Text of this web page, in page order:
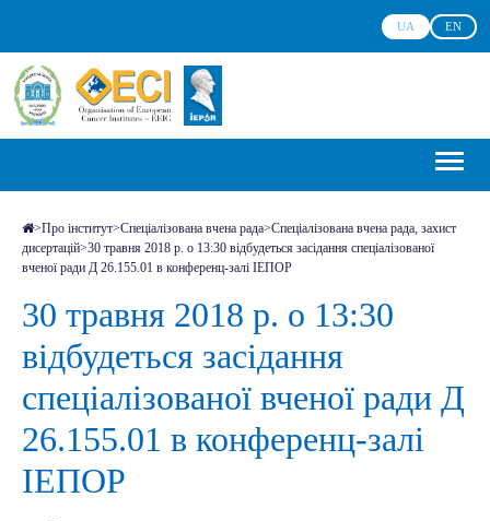
UA EN
>Про інститут>Спеціалізована вчена рада>Спеціалізована вчена рада, захист
дисертацій>30 травня 2018 р. о 13:30 відбудеться засідання спеціалізованої
вченої ради Д 26.155.01 в конференц-залі ІЕПОР
30 травня 2018 р. о 13:30
відбудеться засідання
спеціалізованої вченої ради Д
26.155.01 в конференц-залі
ІЕПОР